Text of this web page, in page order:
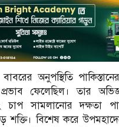
অনুপস্থিতি
প্রভাব ফেলেছিল। তার
চাপ সামলানোর দক্ষতা
বিশেষ করে